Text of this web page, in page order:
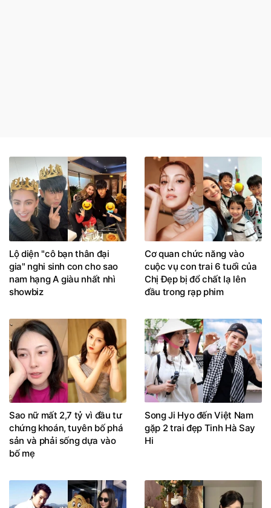
Lộ diện "cô bạn thân đại
gia" nghi sinh con cho sao
nam hạng A giàu nhất nhì
showbiz
Cơ quan chức năng vào
cuộc vụ con trai 6 tuổi của
Chị Đẹp bị đổ chất lạ lên
đầu trong rạp phim
Sao nữ mất 2,7 tỷ vì đầu tư
chứng khoán, tuyên bố phá
sản và phải sống dựa vào
bố mẹ
Song Ji Hyo đến Việt Nam
gặp 2 trai đẹp Tinh Hà Say
Hi